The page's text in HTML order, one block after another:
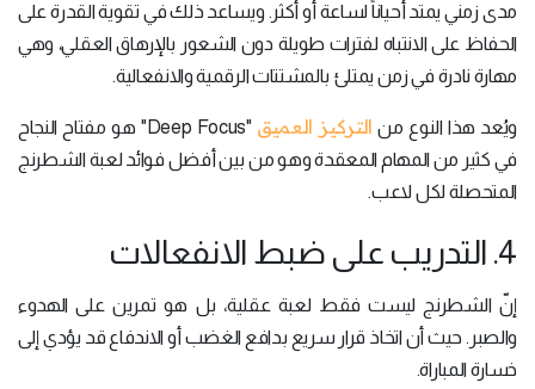
مدى زمني يمتد أحياناً لساعة أو أكثر. ويساعد ذلك في تقوية القدرة على
الحفاظ على الانتباه لفترات طويلة دون الشعور بالإرهاق العقلي، وهي
مهارة نادرة في زمن يمتلئ بالمشتتات الرقمية والانفعالية.
ويُعد هذا النوع من التركيز العميق
"Deep Focus" هو مفتاح النجاح
في كثير من المهام المعقدة وهو من بين أفضل فوائد لعبة الشطرنج
المتحصلة لكل لاعب.
4. التدريب على ضبط الانفعالات
إنّ الشطرنج ليست فقط لعبة عقلية، بل هو تمرين على الهدوء
والصبر. حيث أن اتخاذ قرار سريع بدافع الغضب أو الاندفاع قد يؤدي إلى
خسارة المباراة.